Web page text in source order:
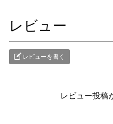
レビュー
レビューを書く
レビュー投稿